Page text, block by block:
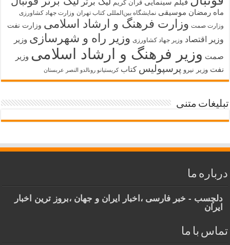
فیلم سینمایی قرآن کریم
ماه رمضان موسیقی نمایشگاه بین‌المللی کتاب تهران وزارت جهاد کشاورزی
وزارت صمت وزارت فرهنگ و ارشاد اسلامی وزارت نفت
وزیر اقتصاد وزیر جهاد کشاورزی وزیر راه و شهرسازی وزیر
صمت وزیر فرهنگ و ارشاد اسلامی وزیر
نفت وزیر نیرو پرسپولیس کتاب کریستیانو رونالدو النصر عربستان
تبلیغات متنی
درباره ما
دلچسب - خبر فارسی ،اخبار ایران و جهان ،بروز ترین اخبار
ایران
تماس با ما